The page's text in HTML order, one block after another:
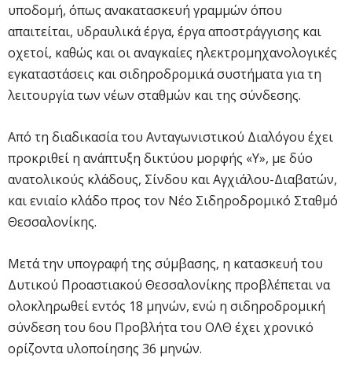
υποδομή, όπως ανακατασκευή γραμμών όπου
απαιτείται, υδραυλικά έργα, έργα αποστράγγισης και
οχετοί, καθώς και οι αναγκαίες ηλεκτρομηχανολογικές
εγκαταστάσεις και σιδηροδρομικά συστήματα για τη
λειτουργία των νέων σταθμών και της σύνδεσης.
Από τη διαδικασία του Ανταγωνιστικού Διαλόγου έχει
προκριθεί η ανάπτυξη δικτύου μορφής «Υ», με δύο
ανατολικούς κλάδους, Σίνδου και Αγχιάλου-Διαβατών,
και ενιαίο κλάδο προς τον Νέο Σιδηροδρομικό Σταθμό
Θεσσαλονίκης.
Μετά την υπογραφή της σύμβασης, η κατασκευή του
Δυτικού Προαστιακού Θεσσαλονίκης προβλέπεται να
ολοκληρωθεί εντός 18 μηνών, ενώ η σιδηροδρομική
σύνδεση του 6ου Προβλήτα του ΟΛΘ έχει χρονικό
ορίζοντα υλοποίησης 36 μηνών.